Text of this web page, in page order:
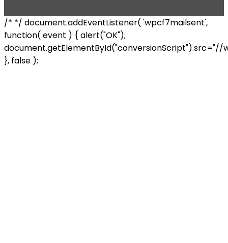
/* */ document.addEventListener( 'wpcf7mailsent',
function( event ) { alert("OK");
}, false );